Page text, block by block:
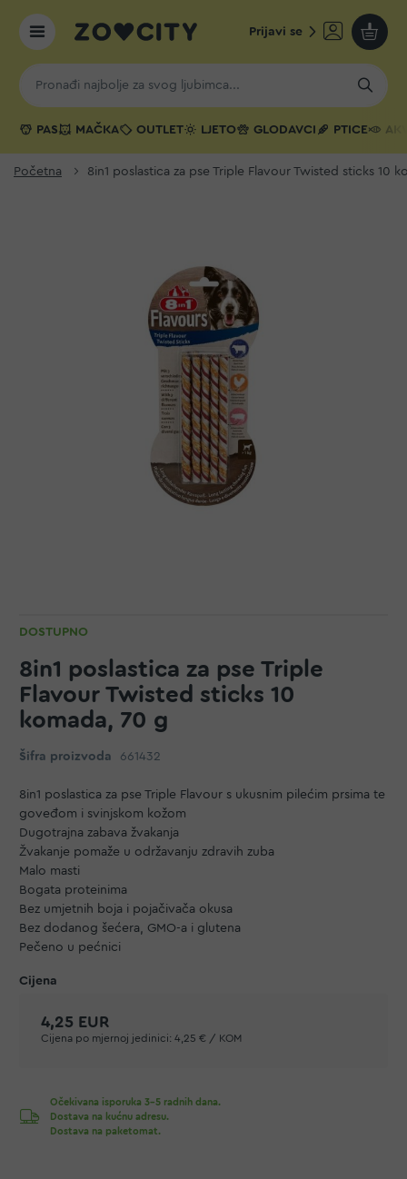
Prijavi se
Moja
PAS MAČKA OUTLET LJETO GLODAVCI PTICE
Početna 8in1 poslastica za pse Triple Flavour Twisted sticks 10
DOSTUPNO
8in1 poslastica za pse Triple
Flavour Twisted sticks 10
komada, 70 g
Šifra proizvoda 661432
8in1 poslastica za pse Triple Flavour s ukusnim pilećim prsima te
goveđom i svinjskom kožom
Dugotrajna zabava žvakanja
Žvakanje pomaže u održavanju zdravih zuba
Malo masti
Bogata proteinima
Bez umjetnih boja i pojačivača okusa
Bez dodanog šećera, GMO-a i glutena
Pečeno u pećnici
4,25 EUR
Cijena po mjernoj jedinici: 4,25 € / KOM
Očekivana isporuka 3-5 radnih dana.
Dostava na kućnu adresu.
Dostava na paketomat.